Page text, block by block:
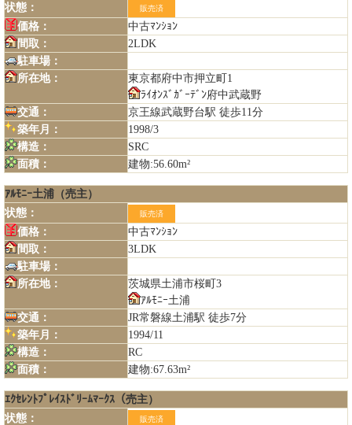
状態： 販売済
価格：
中古ﾏﾝｼｮﾝ
間取：
2LDK
駐車場：
所在地：
東京都府中市押立町1
ﾗｲｵﾝｽﾞｶﾞｰﾃﾞﾝ府中武蔵野
交通：
京王線武蔵野台駅 徒歩11分
築年月：
1998/3
構造：
SRC
面積：
建物:56.60m²
ｱﾙﾓﾆｰ土浦（売主）
状態：
販売済
価格：
中古ﾏﾝｼｮﾝ
間取：
3LDK
駐車場：
所在地：
茨城県土浦市桜町3
ｱﾙﾓﾆｰ土浦
交通：
JR常磐線土浦駅 徒歩7分
築年月：
1994/11
構造：
RC
面積：
建物:67.63m²
ｴｸｾﾚﾝﾄﾌﾟﾚｲｽﾄﾞﾘｰﾑﾏｰｸｽ（売主）
状態：
販売済